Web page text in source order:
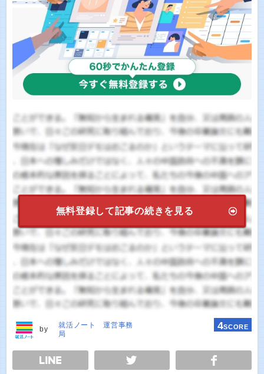
無料登録して記事の続きを見る
by
就活ノート 運営事務
局
4SCORE
TWEET